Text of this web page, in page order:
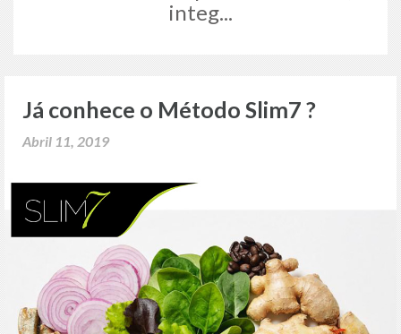
integ...
Já conhece o Método Slim7 ?
Abril 11, 2019